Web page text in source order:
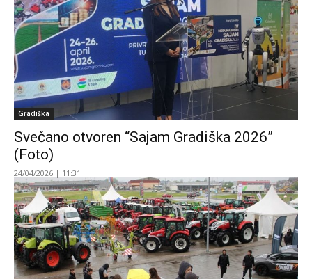
Gradiška
Svečano otvoren “Sajam Gradiška 2026”
(Foto)
24/04/2026 | 11:31